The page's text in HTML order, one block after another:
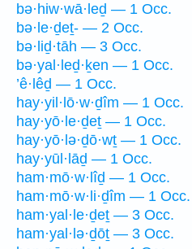
bə·hiw·wā·leḏ — 1 Occ.
bə·le·ḏeṯ- — 2 Occ.
bə·liḏ·tāh — 3 Occ.
bə·yal·leḏ·ḵen — 1 Occ.
’ê·lêḏ — 1 Occ.
hay·yil·lō·w·ḏîm — 1 Occ.
hay·yō·le·ḏeṯ — 1 Occ.
hay·yō·lə·ḏō·wṯ — 1 Occ.
hay·yūl·lāḏ — 1 Occ.
ham·mō·w·lîḏ — 1 Occ.
ham·mō·w·li·ḏîm — 1 Occ.
ham·yal·le·ḏeṯ — 3 Occ.
ham·yal·lə·ḏōṯ — 3 Occ.